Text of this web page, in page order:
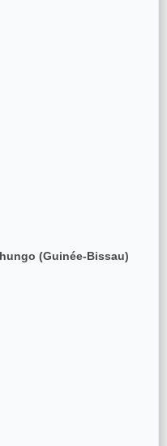
(Guinée-Bissau)